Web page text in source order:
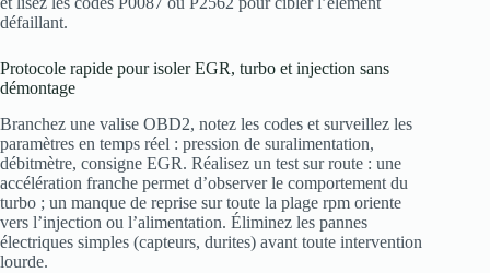
défaillant.
Protocole rapide pour isoler EGR, turbo et injection sans
démontage
Branchez une valise OBD2, notez les codes et surveillez les
paramètres en temps réel : pression de suralimentation,
débitmètre, consigne EGR. Réalisez un test sur route : une
accélération franche permet d’observer le comportement du
turbo ; un manque de reprise sur toute la plage rpm oriente
vers l’injection ou l’alimentation. Éliminez les pannes
électriques simples (capteurs, durites) avant toute intervention
lourde.